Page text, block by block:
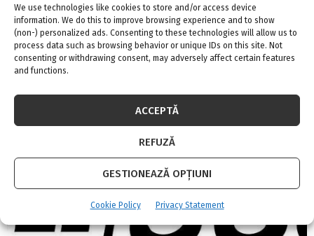
We use technologies like cookies to store and/or access device
information. We do this to improve browsing experience and to show
(non-) personalized ads. Consenting to these technologies will allow us to
process data such as browsing behavior or unique IDs on this site. Not
consenting or withdrawing consent, may adversely affect certain features
and functions.
ACCEPTĂ
REFUZĂ
GESTIONEAZĂ OPȚIUNI
Cookie Policy Privacy Statement
FamilyCARE – Impartaseste bucuria cu toata
familia!